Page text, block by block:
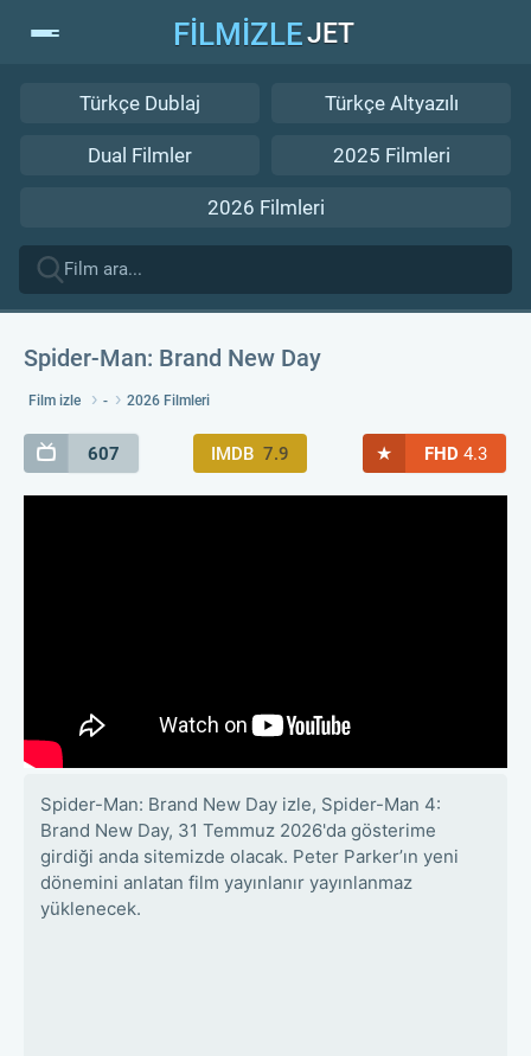
FİLMİZLEJET
Türkçe Dublaj Türkçe Altyazılı
Dual Filmler 2025 Filmleri
2026 Filmleri
Spider-Man: Brand New Day
Film izle - 2026 Filmleri
607 IMDB 7.9 ★ FHD 4.3
Spider-Man: Brand New Day izle, Spider-Man 4:
Brand New Day, 31 Temmuz 2026'da gösterime
girdiği anda sitemizde olacak. Peter Parker’ın yeni
dönemini anlatan film yayınlanır yayınlanmaz
yüklenecek.